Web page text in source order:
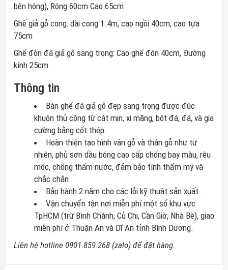
bên hông), Rộng 60cm Cao 65cm.
Ghế giả gỗ cong: dài cong 1.4m, cao ngồi 40cm, cao tựa
75cm
Ghế đôn đá giả gỗ sang trọng: Cao ghế đôn 40cm, Đường
kính 25cm
Thông tin
Bàn ghế đá giả gỗ đẹp sang trọng được đúc
khuôn thủ công từ cát mịn, xi măng, bột đá, đá, và gia
cường bằng cốt thép.
Hoàn thiện tạo hình vân gỗ và thân gỗ như tự
nhiên, phủ sơn dầu bóng cao cấp chống bay màu, rêu
mốc, chống thấm nước, đảm bảo tính thẩm mỹ và
chắc chắn.
Bảo hành 2 năm cho các lỗi kỹ thuật sản xuất.
Vận chuyển tận nơi miễn phí một số khu vực
TpHCM (trừ Bình Chánh, Củ Chi, Cần Giờ, Nhà Bè), giao
miễn phí ở Thuận An và Dĩ An tỉnh Bình Dương.
Liên hệ hotline 0901.859.268 (zalo) để đặt hàng.